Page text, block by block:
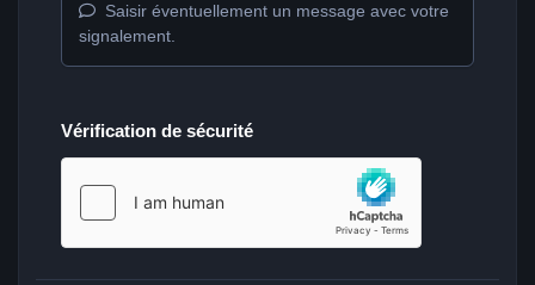
Saisir éventuellement un message avec votre
signalement.
Vérification de sécurité